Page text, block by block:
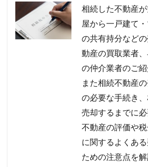
相続した不動産
屋から一戸建て
の共有持分など
動産の買取業者
の仲介業者のご紹
また相続不動産
の必要な手続き
売却するまでに
不動産の評価や
に関するよくあ
ための注意点を解